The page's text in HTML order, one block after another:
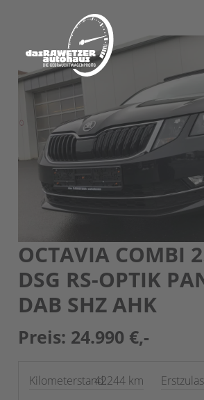
OCTAVIA COMBI
DSG RS-OPTIK
DAB SHZ AHK
Preis: 24.990 €,-
Kilometerstand:42244 km